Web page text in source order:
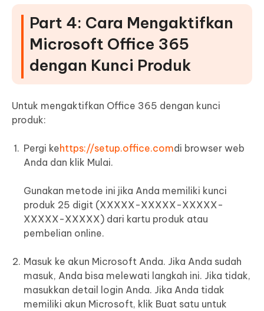
Part 4: Cara Mengaktifkan
Microsoft Office 365
dengan Kunci Produk
Untuk mengaktifkan Office 365 dengan kunci
produk:
Pergi kehttps://setup.office.comdi browser web
Anda dan klik Mulai.
Gunakan metode ini jika Anda memiliki kunci
produk 25 digit (XXXXX-XXXXX-XXXXX-
XXXXX-XXXXX) dari kartu produk atau
pembelian online.
Masuk ke akun Microsoft Anda. Jika Anda sudah
masuk, Anda bisa melewati langkah ini. Jika tidak,
masukkan detail login Anda. Jika Anda tidak
memiliki akun Microsoft, klik Buat satu untuk